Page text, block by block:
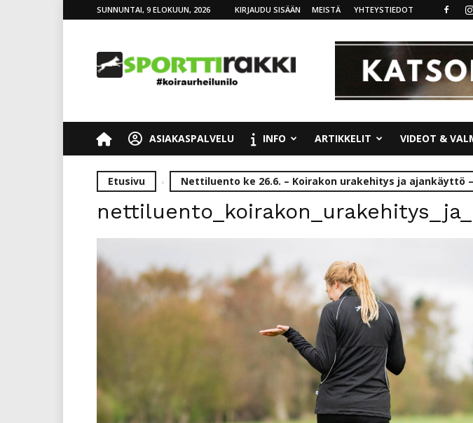
SUNNUNTAI, 9 ELOKUUN, 2026 KIRJAUDU SISÄÄN MEISTÄ YHTEYSTIEDOT
ASIAKASPALVELU INFO ARTIKKELIT VIDEOT &
Etusivu Nettiluento ke 26.6. – Koirakon urakehitys ja ajankäyttö